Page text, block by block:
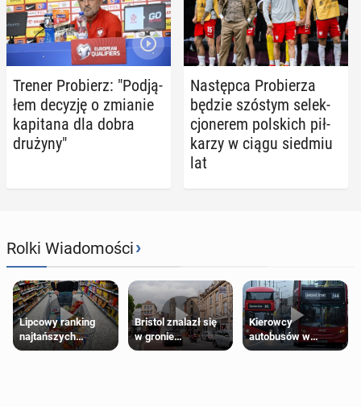
Trener Pro­bierz: "Pod­ją­
łem decyzję o zmianie
ka­pi­ta­na dla dobra
drużyny"
Na­stęp­ca Pro­bie­rza
będzie szóstym se­lek­
cjo­ne­rem pol­skich pił­
ka­rzy w ciągu siedmiu
lat
Rolki Wiadomości›
Lipcowy ranking
najtańszych
supermarketów
Bristol znalazł się
w gronie
najlepszych
Kierowcy
autobusów w
Londynie